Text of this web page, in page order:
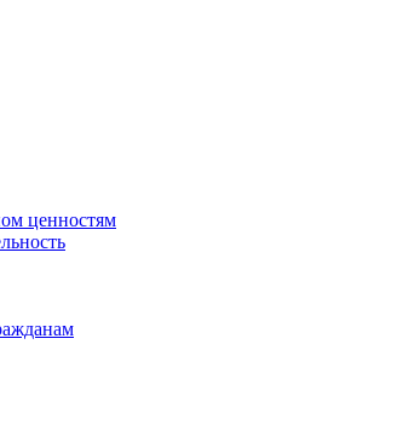
ценностям